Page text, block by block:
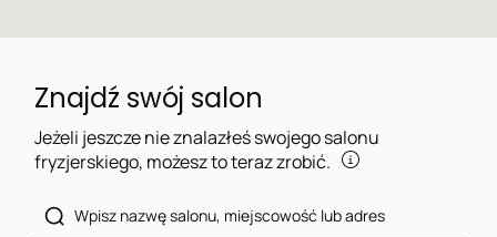
Znajdź swój salon
Jeżeli jeszcze nie znalazłeś swojego salonu
fryzjerskiego, możesz to teraz zrobić.